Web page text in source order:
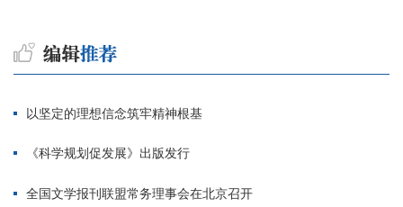
以坚定的理想信念筑牢精神根基
《科学规划促发展》出版发行
全国文学报刊联盟常务理事会在北京召开